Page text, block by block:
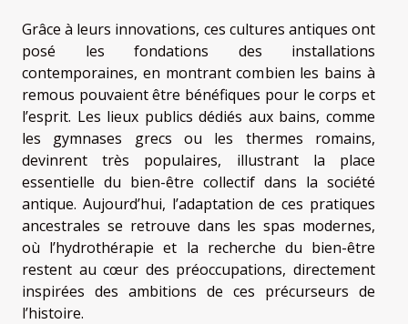
Grâce à leurs innovations, ces cultures antiques ont
posé les fondations des installations
contemporaines, en montrant combien les bains à
remous pouvaient être bénéfiques pour le corps et
l’esprit. Les lieux publics dédiés aux bains, comme
les gymnases grecs ou les thermes romains,
devinrent très populaires, illustrant la place
essentielle du bien-être collectif dans la société
antique. Aujourd’hui, l’adaptation de ces pratiques
ancestrales se retrouve dans les spas modernes,
où l’hydrothérapie et la recherche du bien-être
restent au cœur des préoccupations, directement
inspirées des ambitions de ces précurseurs de
l’histoire.